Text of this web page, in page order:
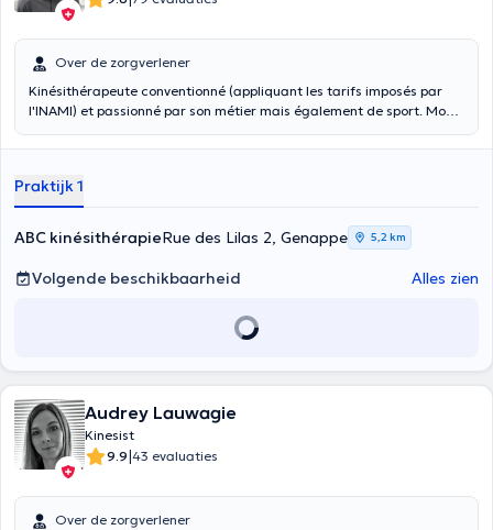
Over de zorgverlener
Kinésithérapeute conventionné (appliquant les tarifs imposés par
l'INAMI) et passionné par son métier mais également de sport. Mon
accompagner et de vous guider tout au long de votre parcours
réathlétisation ou les 2.
Praktijk 1
ABC kinésithérapieRue des Lilas 2, Genappe 5,2 km
Volgende beschikbaarheid Alles zien
Audrey Lauwagie
Kinesist
9.9|43 evaluaties
Over de zorgverlener